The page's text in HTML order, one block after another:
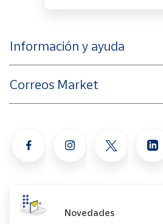
Información y ayuda
Correos Market
Novedades